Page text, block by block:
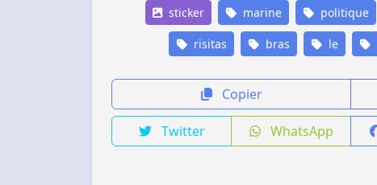
sticker marine politique
risitas bras le
Copier
Twitter WhatsApp